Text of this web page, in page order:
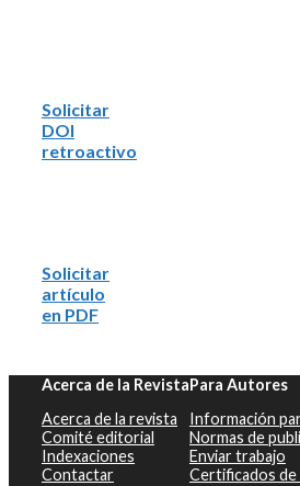
Solicitar
DOI
retroactivo
Solicitar
artículo
en PDF
Acerca de la Revista
Acerca de la revista
Comité editorial
Indexaciones
Contactar
Para Autores
Información
Normas de
Enviar trabajo
Certificados de